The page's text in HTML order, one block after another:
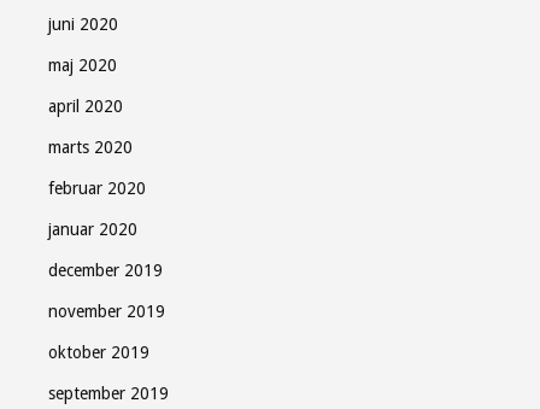
juni 2020
maj 2020
april 2020
marts 2020
februar 2020
januar 2020
december 2019
november 2019
oktober 2019
september 2019